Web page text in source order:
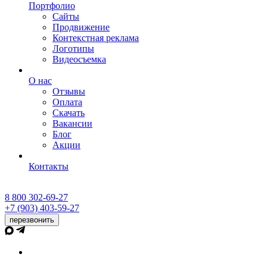
Портфолио
Сайты
Продвижение
Контекстная реклама
Логотипы
Видеосъемка
О нас
Отзывы
Оплата
Скачать
Вакансии
Блог
Акции
Контакты
8 800 302-69-27
+7 (903) 403-59-27
перезвонить